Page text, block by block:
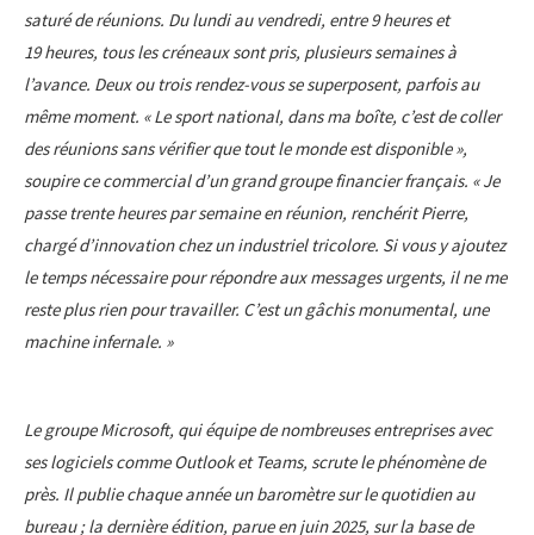
saturé de réunions. Du lundi au vendredi, entre 9 heures et
19 heures, tous les créneaux sont pris, plusieurs semaines à
l’avance. Deux ou trois rendez-vous se superposent, parfois au
même moment. « Le sport national, dans ma boîte, c’est de coller
des réunions sans vérifier que tout le monde est disponible »,
soupire ce commercial d’un grand groupe financier français. « Je
passe trente heures par semaine en réunion, renchérit Pierre,
chargé d’innovation chez un industriel tricolore. Si vous y ajoutez
le temps nécessaire pour répondre aux messages urgents, il ne me
reste plus rien pour travailler. C’est un gâchis monumental, une
machine infernale. »
Le groupe Microsoft, qui équipe de nombreuses entreprises avec
ses logiciels comme Outlook et Teams, scrute le phénomène de
près. Il publie chaque année un baromètre sur le quotidien au
bureau ; la dernière édition, parue en juin 2025, sur la base de